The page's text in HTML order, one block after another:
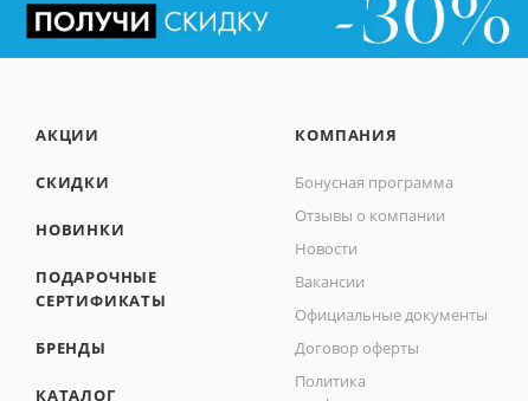
АКЦИИ
СКИДКИ
НОВИНКИ
ПОДАРОЧНЫЕ
СЕРТИФИКАТЫ
БРЕНДЫ
КАТАЛОГ
КОМПАНИЯ
Бонусная программа
Отзывы о компании
Новости
Вакансии
Официальные документы
Договор оферты
Политика